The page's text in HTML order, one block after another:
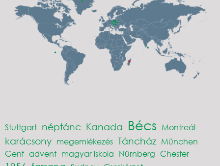
Stuttgart néptánc Kanada Bécs Montreál
karácsony megemlékezés Táncház München
Genf advent magyar iskola Nürnberg Chester